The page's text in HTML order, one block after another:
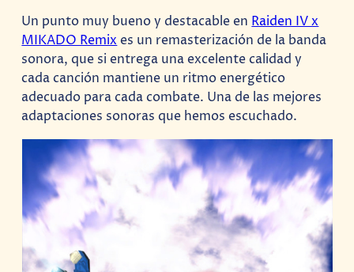
Un punto muy bueno y destacable enRaiden IV x
MIKADO Remixes un remasterización de la banda
sonora, que si entrega una excelente calidad y
cada canción mantiene un ritmo energético
adecuado para cada combate. Una de las mejores
adaptaciones sonoras que hemos escuchado.